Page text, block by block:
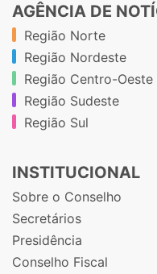
AGÊNCIA DE
Região Norte
Região Nordeste
Região Centro-Oeste
Região Sudeste
Região Sul
INSTITUCIONAL
Sobre o Conselho
Secretários
Presidência
Conselho Fiscal